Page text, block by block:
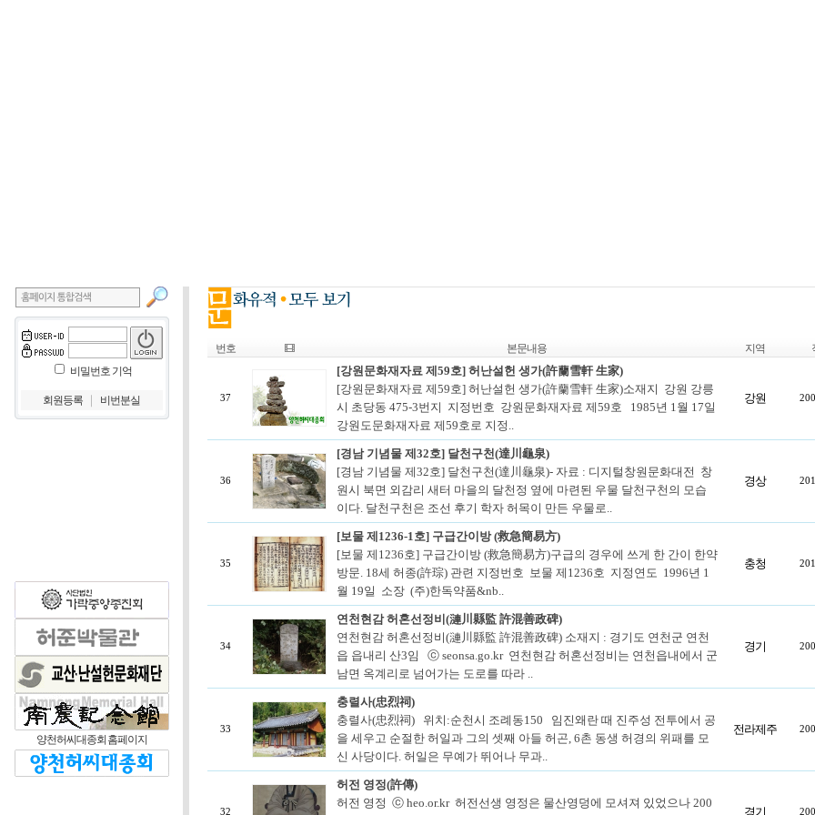
비밀번호 기억
회원등록 비번분실
양천허씨대종회 홈페이지
번호 본문내용 지역
37
[강원문화재자료 제59호] 허난설헌 생가(許蘭雪軒 生家)
[강원문화재자료 제59호] 허난설헌 생가(許蘭雪軒 生家)소재지 강원 강릉
시 초당동 475-3번지 지정번호 강원문화재자료 제59호 1985년 1월 17일
강원도문화재자료 제59호로 지정..
강원
36
[경남 기념물 제32호] 달천구천(達川龜泉)
[경남 기념물 제32호] 달천구천(達川龜泉)- 자료 : 디지털창원문화대전 창
원시 북면 외감리 새터 마을의 달천정 옆에 마련된 우물 달천구천의 모습
이다. 달천구천은 조선 후기 학자 허목이 만든 우물로..
경상
35
[보물 제1236-1호] 구급간이방 (救急簡易方)
[보물 제1236호] 구급간이방 (救急簡易方)구급의 경우에 쓰게 한 간이 한약
방문. 18세 허종(許琮) 관련 지정번호 보물 제1236호 지정연도 1996년 1
월 19일 소장 (주)한독약품&nb..
충청
34
연천현감 허혼선정비(漣川縣監 許混善政碑)
연천현감 허혼선정비(漣川縣監 許混善政碑) 소재지 : 경기도 연천군 연천
읍 읍내리 산3임 ⓒ seonsa.go.kr 연천현감 허혼선정비는 연천읍내에서 군
남면 옥계리로 넘어가는 도로를 따라 ..
경기
33
충렬사(忠烈祠)
충렬사(忠烈祠) 위치:순천시 조례동150 임진왜란 때 진주성 전투에서 공
을 세우고 순절한 허일과 그의 셋째 아들 허곤, 6촌 동생 허경의 위패를 모
신 사당이다. 허일은 무예가 뛰어나 무과..
전라제주
32
허전 영정(許傳)
허전 영정 ⓒ heo.or.kr 허전선생 영정은 물산영덩에 모셔져 있었으나 200
경기